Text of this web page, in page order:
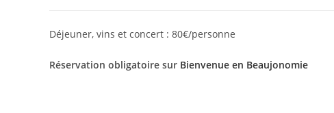
Déjeuner, vins et concert : 80€/personne
Réservation obligatoire sur Bienvenue en Beaujonomie